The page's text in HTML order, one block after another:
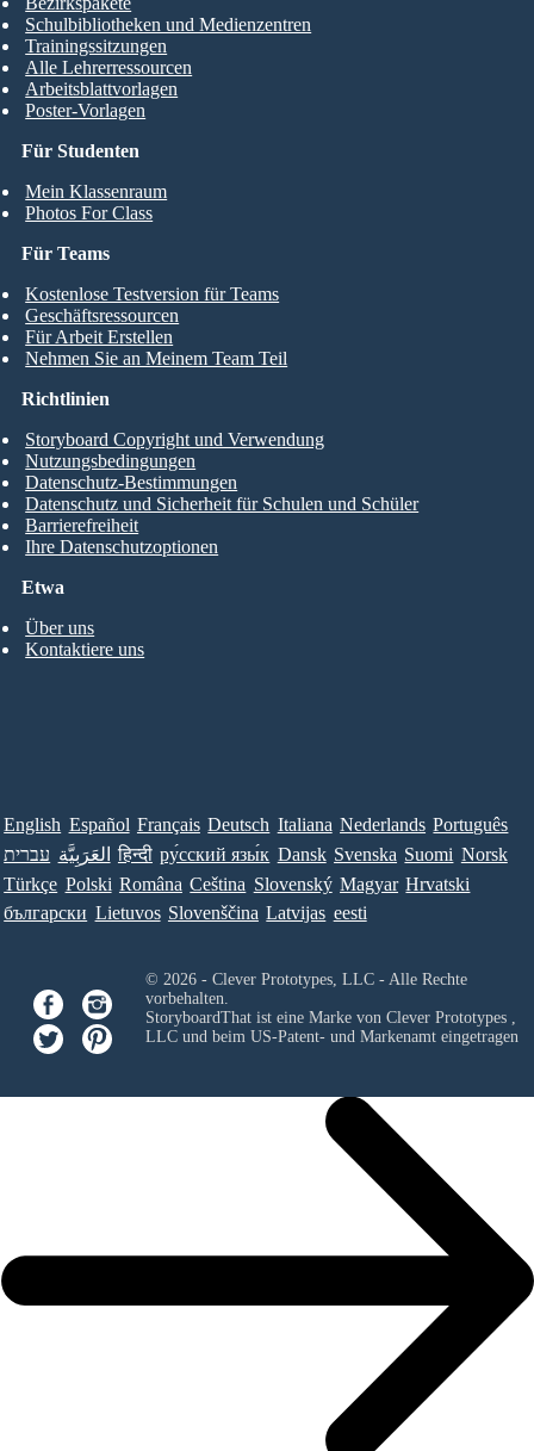
Für Studenten
Mein Klassenraum
Photos For Class
Schulbibliotheken und Medienzentren
Trainingssitzungen
Alle Lehrerressourcen
Arbeitsblattvorlagen
Poster-Vorlagen
Für Teams
Kostenlose Testversion für Teams
Geschäftsressourcen
Für Arbeit Erstellen
Nehmen Sie an Meinem Team Teil
Etwa
Über uns
Kontaktiere uns
Richtlinien
Storyboard Copyright und Verwendung
Nutzungsbedingungen
Datenschutz-Bestimmungen
Datenschutz und Sicherheit für Schulen und Schüler
Barrierefreiheit
Ihre Datenschutzoptionen
English Español Français Deutsch Italiana Nederlands Português
עברית العَرَبِيَّة हिन्दी ру́сский язы́к Dansk Svenska Suomi Norsk
Türkçe Polski Româna Ceština Slovenský Magyar Hrvatski
български Lietuvos Slovenščina Latvijas eesti
© 2026 - Clever Prototypes, LLC - Alle Rechte
vorbehalten.
StoryboardThat ist eine Marke von Clever Prototypes ,
LLCund beim US-Patent- und Markenamt eingetragen